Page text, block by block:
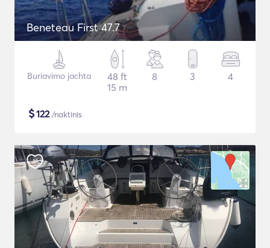
Beneteau First 47.7
Buriavimo jachta
48 ft
15 m
8 3 4
$122/naktinis